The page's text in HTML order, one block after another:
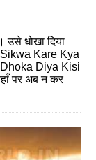
उसे धोखा दिया
Kare Kya
Diya Kisi
पर अब न कर